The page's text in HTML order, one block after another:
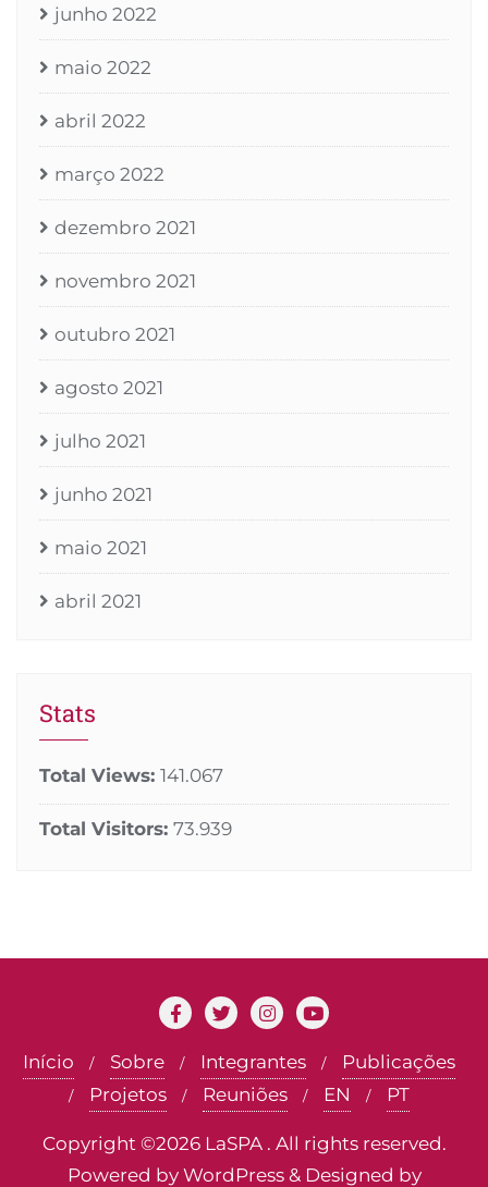
junho 2022
maio 2022
abril 2022
março 2022
dezembro 2021
novembro 2021
outubro 2021
agosto 2021
julho 2021
junho 2021
maio 2021
abril 2021
Stats
Total Views: 141.067
Total Visitors: 73.939
Início Sobre Integrantes
Publicações
Projetos
Reuniões EN PT
Copyright ©2026 LaSPA . All rights reserved.
Powered by WordPress & Designed by